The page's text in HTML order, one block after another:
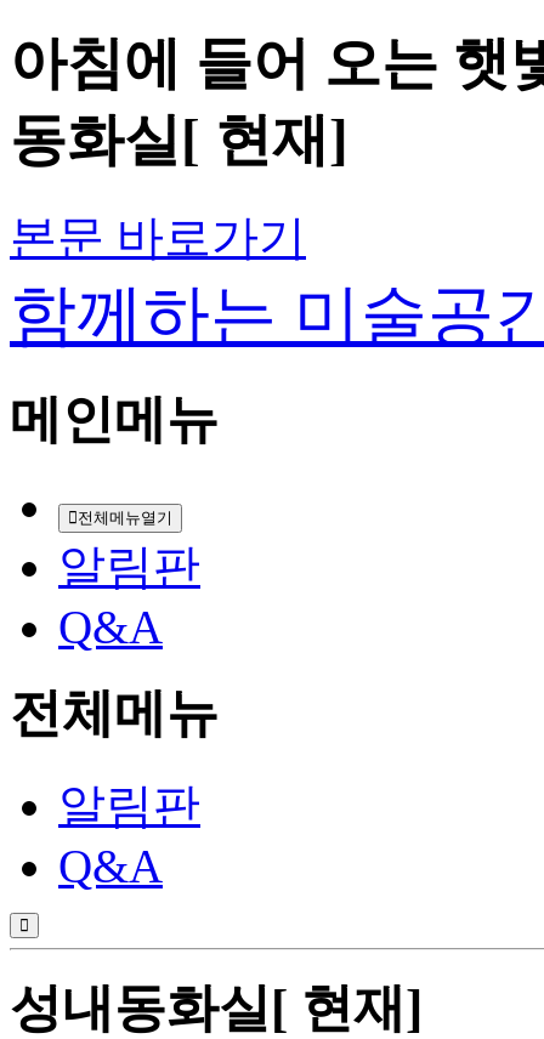
아침에 들어 오는 햇
동화실[ 현재]
본문 바로가기
함께하는 미술공
메인메뉴
전체메뉴열기
알림판
Q&A
전체메뉴
알림판
Q&A
성내동화실[ 현재]